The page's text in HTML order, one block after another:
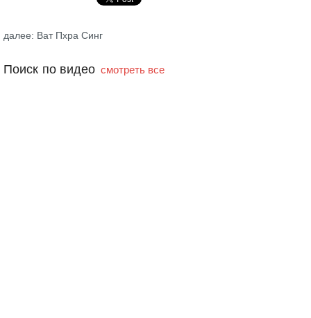
далее: Ват Пхра Синг
Поиск по видео смотреть все